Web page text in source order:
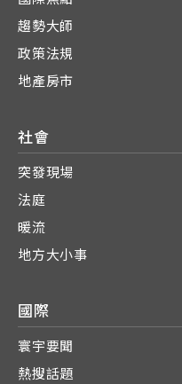
趨勢大師
政策法規
地產房市
社會
突發現場
法庭
暖流
地方大小事
國際
寰宇要聞
熱搜話題